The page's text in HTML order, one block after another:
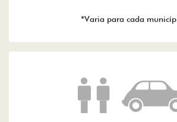
*Varia para cada